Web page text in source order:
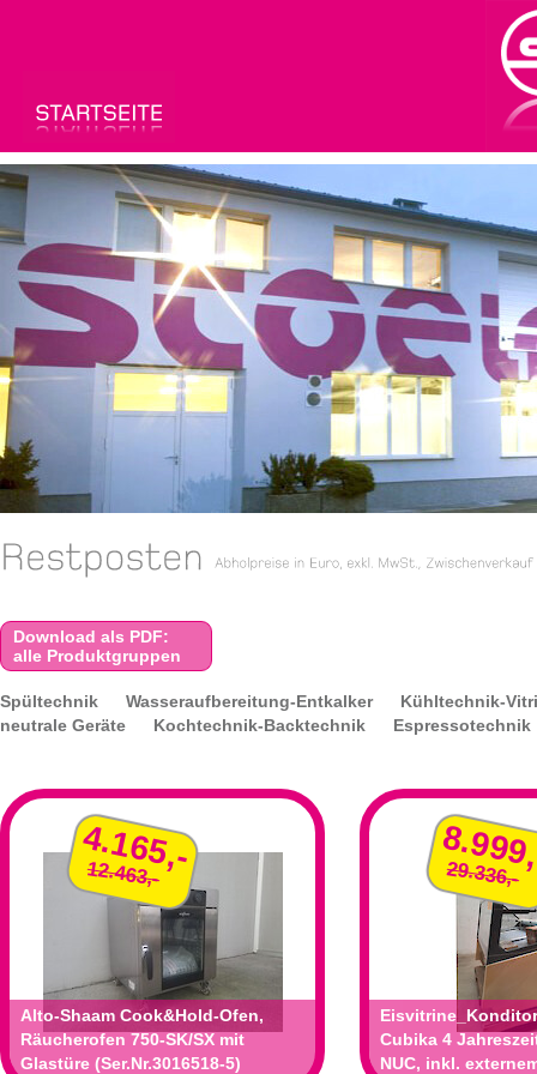
Download als PDF:
alle Produktgruppen
Spültechnik Wasseraufbereitung-Entkalker
Kühltechnik-
neutrale Geräte
Kochtechnik-Backtechnik Espressotechnik
4.165,-
12.463,-
Alto-Shaam Cook&Hold-Ofen,
Räucherofen 750-SK/SX mit
Glastüre (Ser.Nr.3016518-5)
29.336,-
Cubika 4
NUC, inkl.